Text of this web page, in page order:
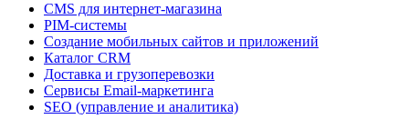
CMS для интернет-магазина
PIM-системы
Создание мобильных сайтов и приложений
Каталог CRM
Доставка и грузоперевозки
Сервисы Email-маркетинга
SEO (управление и аналитика)